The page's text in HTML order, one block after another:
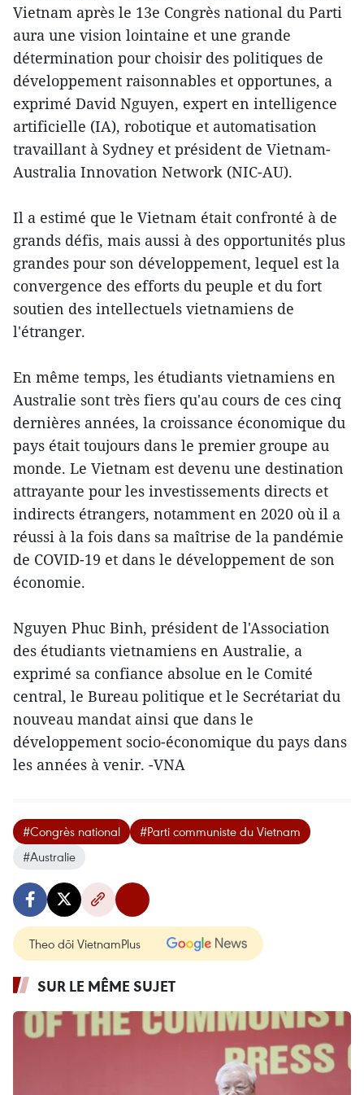
Vietnam après le 13e Congrès national du Parti
aura une vision lointaine et une grande
détermination pour choisir des politiques de
développement raisonnables et opportunes, a
exprimé David Nguyen, expert en intelligence
artificielle (IA), robotique et automatisation
travaillant à Sydney et président de Vietnam-
Australia Innovation Network (NIC-AU).
Il a estimé que le Vietnam était confronté à de
grands défis, mais aussi à des opportunités plus
grandes pour son développement, lequel est la
convergence des efforts du peuple et du fort
soutien des intellectuels vietnamiens de
l'étranger.
En même temps, les étudiants vietnamiens en
Australie sont très fiers qu'au cours de ces cinq
dernières années, la croissance économique du
pays était toujours dans le premier groupe au
monde. Le Vietnam est devenu une destination
attrayante pour les investissements directs et
indirects étrangers, notamment en 2020 où il a
réussi à la fois dans sa maîtrise de la pandémie
de COVID-19 et dans le développement de son
économie.
Nguyen Phuc Binh, président de l'Association
des étudiants vietnamiens en Australie, a
exprimé sa confiance absolue en le Comité
central, le Bureau politique et le Secrétariat du
nouveau mandat ainsi que dans le
développement socio-économique du pays dans
les années à venir. -VNA
#Congrès national
#Parti communiste du Vietnam
#Australie
Theo dõi VietnamPlus
SUR LE MÊME SUJET